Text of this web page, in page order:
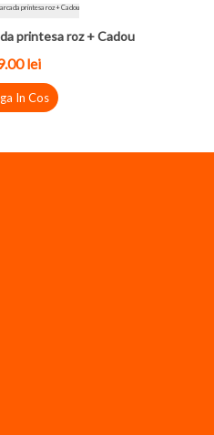
printesa roz + Cadou
lei
In Cos